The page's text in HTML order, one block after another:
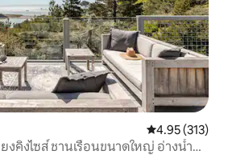
คะแนนเฉลี่ย
4.95 (313)
งคิงไซส์ ชานเรือนขนาดใหญ่ อ่างน้ำ